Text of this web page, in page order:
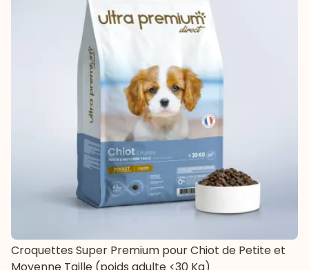
Croquettes Super Premium pour Chiot de Petite et